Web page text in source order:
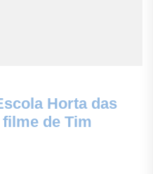
Horta das
de Tim